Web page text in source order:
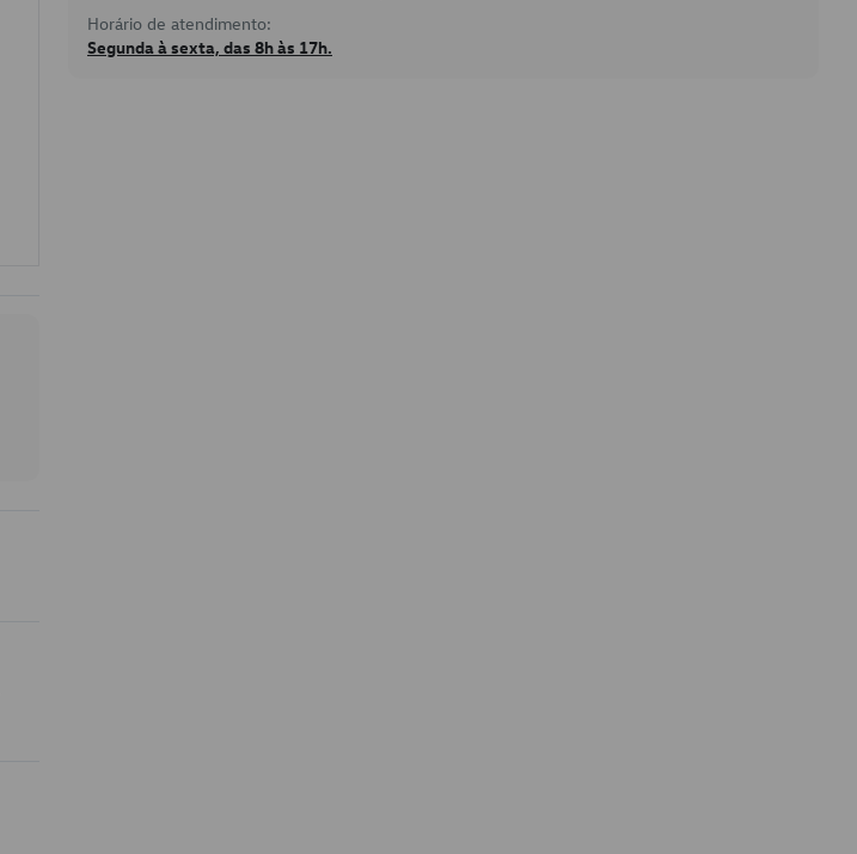
Horário de atendimento:
Segunda à sexta, das 8h às 17h.